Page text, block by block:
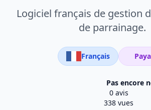
Logiciel français de gestion
de parrainage.
Français
Pas encore
0 avis
338 vues